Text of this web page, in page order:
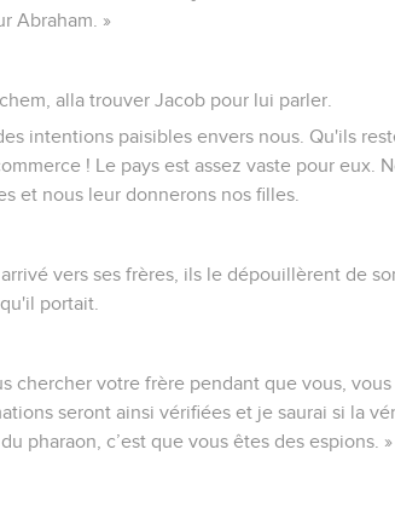
Abraham. »
alla trouver Jacob pour lui parler.
intentions paisibles envers nous. Qu'ils
! Le pays est assez vaste pour eux.
et nous leur donnerons nos filles.
arrivé vers ses frères, ils le dépouillèrent de
portait.
chercher votre frère pendant que vous, vous
seront ainsi vérifiées et je saurai si la
pharaon, c’est que vous êtes des espions. »